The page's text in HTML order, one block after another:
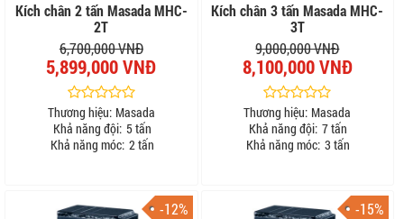
Kích chân 2 tấn Masada MHC-
2T
6,700,000 VNĐ
5,899,000 VNĐ
Thương hiệu: Masada
Khả năng đội: 5 tấn
Khả năng móc: 2 tấn
Kích chân 3 tấn Masada MHC-
3T
9,000,000 VNĐ
8,100,000 VNĐ
Thương hiệu: Masada
Khả năng đội: 7 tấn
Khả năng móc: 3 tấn
-12% -15%